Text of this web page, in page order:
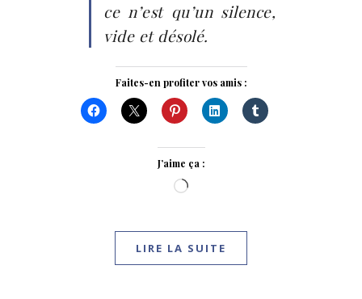
ce n’est qu’un silence,
vide et désolé.
Faites-en profiter vos amis :
J’aime ça :
Chargement…
LIRE LA SUITE